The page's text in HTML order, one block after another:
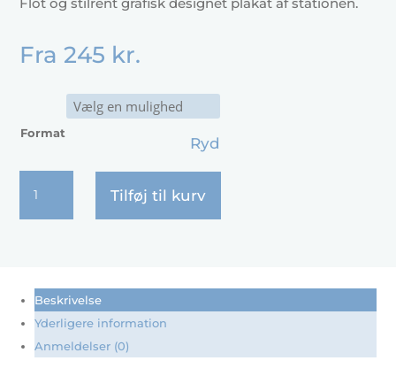
Fra245 kr.
Format
Ryd
Tilføj til kurv
Beskrivelse
Yderligere information
Anmeldelser (0)